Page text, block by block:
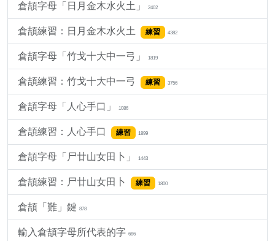
倉頡字母「日月金木水火土」 2402
倉頡練習：日月金木水火土 練習 4382
倉頡字母「竹戈十大中一弓」 1819
倉頡練習：竹戈十大中一弓 練習 3756
倉頡字母「人心手口」 1086
倉頡練習：人心手口 練習 1899
倉頡字母「尸廿山女田卜」 1443
倉頡練習：尸廿山女田卜 練習 1800
倉頡「難」鍵 878
輸入倉頡字母所代表的字 686